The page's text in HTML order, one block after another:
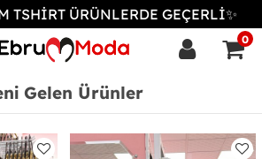
TSHİRT ÜRÜNLERDE GEÇERLİ✨
0
Gelen Ürünler